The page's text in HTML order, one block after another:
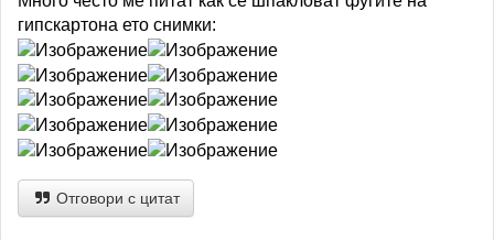
гипскартона ето снимки:
Отговори с цитат